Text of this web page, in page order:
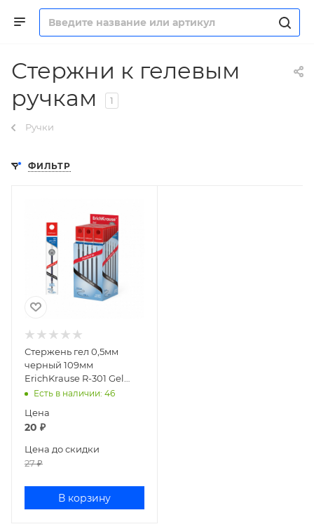
Стержни к гелевым
ручкам
1
Ручки
ФИЛЬТР
Стержень гел 0,5мм
черный 109мм
ErichKrause R-301 Gel
Matic 46976 (100)
Есть в наличии: 46
Цена
20 ₽
Цена до скидки
27₽
В корзину